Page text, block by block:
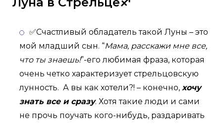
✅Счастливый обладатель такой Луны – это
мой младший сын. “Мама, расскажи мне все,
что ты знаешь!”-его любимая фраза, которая
очень четко характеризует стрельцовскую
лунность. А вы как хотели?! – конечно, хочу
знать все и сразу. Хотя такие люди и сами
не прочь поучать кого-нибудь, раздаривать